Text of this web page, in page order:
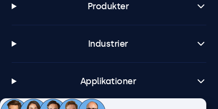
Produkter
Industrier
Applikationer